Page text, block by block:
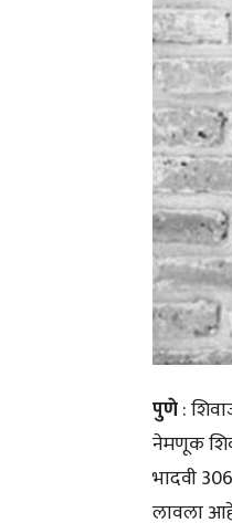
पुणे:
नेमणूक
भादवी
लावला